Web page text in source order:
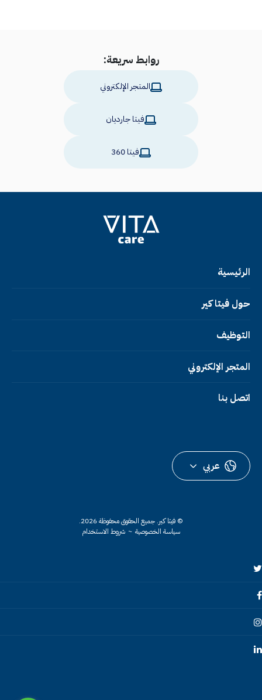
روابط سريعة:
المتجر الإلكتروني
فيتا جارديان
فيتا 360
الرئيسية
حول فيتا كير
التوظيف
المتجر الإلكتروني
اتصل بنا
عربي
© فيتا كير. جميع الحقوق محفوظة 2026.
سياسة الخصوصية ~ شروط الاستخدام
Twitter
Facebook
Instagram
Linkedin